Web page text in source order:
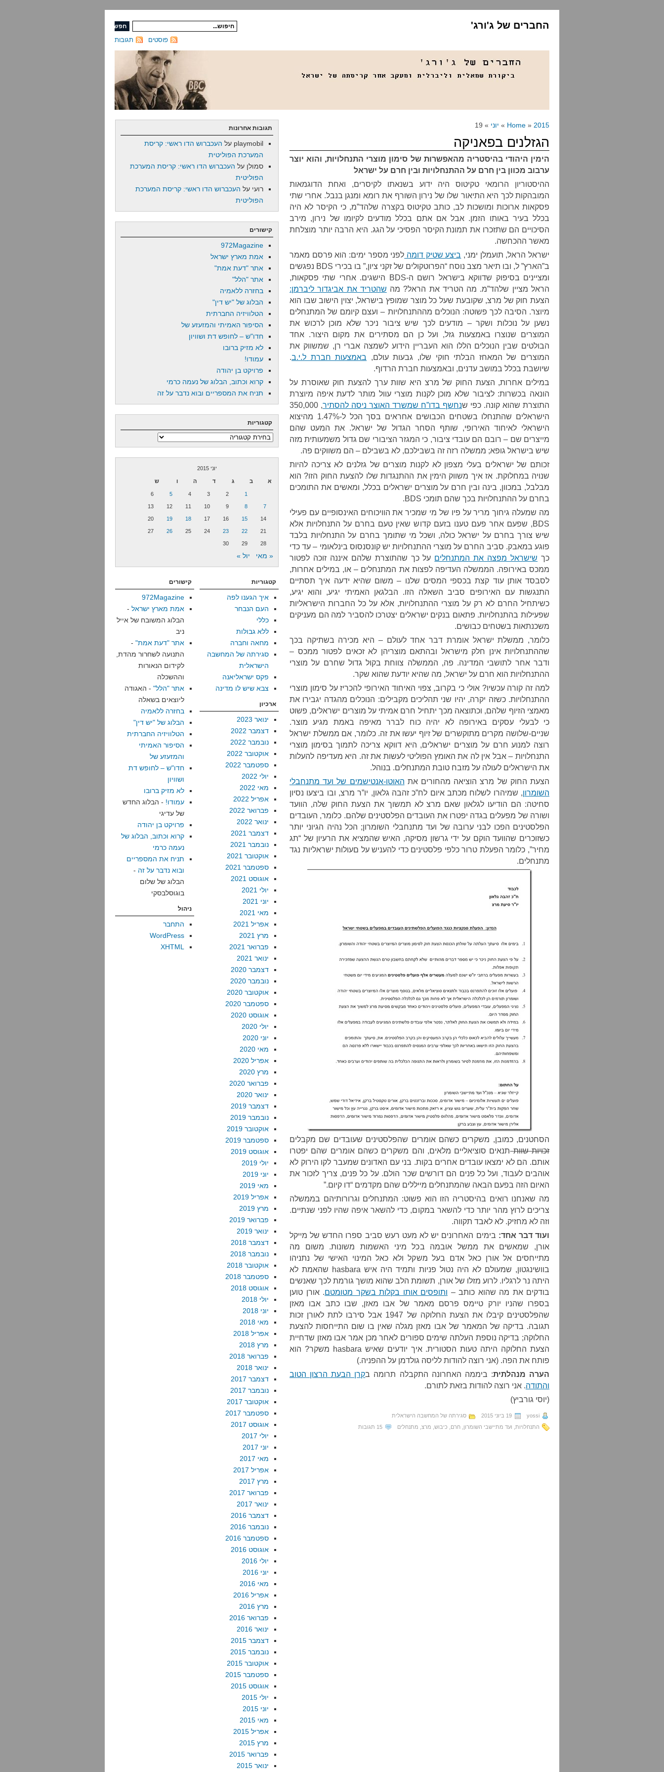
החברים של ג'ורג'
תגובות פוסטים
Home » 2015
» יוני » 19
הגזלנים בפאניקה
הימין היהודי בהיסטריה מהאפשרות של סימון מוצרי התנחלויות, והוא יוצר
ערבוב מכוון בין חרם על ההתנחלויות ובין חרם על ישראל
ההיסטוריון הרומאי טקיטוס היה ידוע בשנאתו לקיסרים, ואחת הדוגמאות
המובהקות לכך היא התיאור שלו של נירון השורף את רומא ומנגן בנבל. אחרי שתי
פסקאות ארוכות ומושכות לב, כותב טקיטוס בקצרה שלהד”מ, כי הקיסר לא היה
בכלל בעיר באותו הזמן. אבל אם אתם בכלל מודעים לקיומו של נירון, מירב
הסיכויים הם שתזכרו את תמונת הקיסר הפסיכי על הגג. היא הרבה יותר מוצלחת
מאשר ההכחשה.
ישראל הראל, תועמלן ימני, ביצע שטיק דומה לפני מספר ימים: הוא פרסם מאמר
ב”הארץ” ל, ובו תיאר מצב נוסח “הפרוטקולים של זקני ציון,” בו בכירי BDS נפגשים
ומציינים בסיפוק שדווקא בישראל רושם ה-BDS הישגים. אחרי שתי פסקאות,
הראל מציין שלהד”מ. מה הטריד את הראל? מה שהטריד את אביגדור ליברמן:
הצעת חוק של מרצ, שקובעת שעל כל מוצר שמופץ בישראל, יצוין הישוב שבו הוא
מיוצר. הסיבה לכך פשוטה: הנוכלים מההתנחלויות – ועצם קיומם של המתנחלים
נשען על נוכלות ושקר – מודעים לכך שיש ציבור ניכר שלא מוכן לרכוש את
המוצרים שנוצרו באמצעות גזל, ועל כן הם מסתירים את מקום היצור. אחד
הבולטים שבין הנוכלים הללו הוא העבריין הידוע לשמצה אברי רן, שמשווק את
המוצרים של המאחז הבלתי חוקי שלו, גבעות עולם, באמצעות חברת ל.י.ב.
שיושבת בכלל במושב עדנים, ובאמצעות חברת הרדוף.
במילים אחרות, הצעת החוק של מרצ היא שוות ערך להצעת חוק שאוסרת על
הונאה בכשרות: לציבור שלא מוכן לקנות מוצרי עוול מותר לדעת איפה מיוצרת
התוצרת שהוא קונה. כפי שנחשף בדו”ח שמשרד האוצר ניסה להסתיר , 350,000
הישראלים שהתנחלו בשטחים הכבושים אחראים בסך הכל ל-1.47% מהיצוא
הישראלי לאיחוד האירופי, שותף הסחר הגדול של ישראל. את המעט שהם
מייצרים שם – רובם הם עובדי ציבור, כי המגזר הציבורי שם גדול משמעותית מזה
שיש בישראל גופא; ממשלה רזה זה בשבילכם, לא בשבילם – הם משווקים פה.
זכותם של ישראלים בעלי מצפון לא לקנות מוצרים של גזלנים לא צריכה להיות
שנויה במחלוקת. אז איך משווק הימין את ההתנגדות שלו להצעת החוק הזו? הוא
מבלבל, במכוון, בינה ובין חרם על מוצרים ישראלים בכלל, ומאשים את התומכים
בחרם על ההתנחלויות בכך שהם תומכי BDS.
מה שמעלה גיחוך מריר על פיו של מי שמכיר את הוויכוחים האינסופיים עם פעילי
BDS, שפעם אחר פעם טענו בזעם קדוש שאין טעם בחרם על התנחלויות אלא
שיש צורך בחרם על ישראל כולה, ושכל מי שתומך בחרם על התנחלויות בלבד
פוגע במאבק. סביב החרם על מוצרי ההתנחלויות יש קונסנסוס בינלאומי – עד כדי
כך שישראל מפצה את המתנחלים על כך שהתוצרת שלהם איננה זוכה לפטור
ממכס באירופה. הממשלה העדיפה לפצות את המתנחלים – או, במילים אחרות,
לסבסד אותן עוד קצת בכספי המסים שלנו – משום שהיא ידעה איך תסתיים
התנגשות עם האירופים סביב השאלה הזו. הבלגאן האמיתי יגיע, והוא יגיע,
כשיתחיל החרם לא רק על מוצרי ההתנחלויות, אלא על כל החברות הישראליות
שפעילות בהתנחלויות. פתאום בנקים ישראלים יצטרכו להסביר למה הם מעניקים
משכנתאות בשטחים כבושים.
כלומר, ממשלת ישראל אומרת דבר אחד לעולם – היא מכירה בשתיקה בכך
שההתנחלויות אינן חלק מישראל ובהתאם מוצריהן לא זכאים לפטור ממכס –
ודבר אחר לתושבי המדינה. פה, הממשלה צווחת בקול גדול שחרם על מוצרי
ההתנחלויות הוא חרם על ישראל, מה שהיא יודעת שהוא שקר.
למה זה קורה עכשיו? אולי כי בקרוב, צפוי האיחוד האירופי להכריז על סימון מוצרי
ההתנחלויות. כשזה יקרה, יהיו שני תהליכים מקבילים: הנוכלים מהגדה יגבירו את
מאמצי הזיוף שלהם, וכתוצאה מכך יתחיל חרם אמיתי על מוצרים ישראלים, פשוט
כי לבעלי עסקים באירופה לא יהיה כוח לברר מאיפה באמת מגיע מוצר.
שניים-שלושה מקרים מתוקשרים של זיוף יעשו את זה. כלומר, אם ממשלת ישראל
רוצה למנוע חרם על מוצרים ישראלים, היא דווקא צריכה לתמוך בסימון מוצרי
התנחלויות – אבל אין לה את האומץ הפוליטי לעשות את זה. היא מעדיפה להעלות
את הישראלים לעולה על מזבח טובת המתנחלים. בנוהל.
הצעת החוק של מרצ הוציאה מהחורים את האוטו-אנטישמים של ועד מתנחבלי
השומרון, שמיהרו לשלוח מכתב איום לח”כ זהבה גלאון, יו”ר מרצ, ובו ביצעו נסיון
סחיטה: הם הודיעו לגלאון שאם מרצ לא תמשוך את הצעת החוק שלה, הוועד
ושורה של מפעלים בגדה יפטרו את העובדים הפלסטינים שלהם. כלומר, העובדים
הפלסטינים הפכו לבני ערובה של ועד מתנחבלי השומרון; הכל נהיה הגיוני יותר
כשזוכרים שהוועד הוקם על ידי גרשון מסיקה, האיש שהמציא את הרעיון של “תג
מחיר”, כלומר הפעלת טרור כלפי פלסטינים כדי להעניש על םעולות ישראליות נגד
מתנחלים.
הסחטנים, כמובן, משקרים כשהם אומרים שהפלסטינים שעובדים שם מקבלים
זכויות שוותתנאים סוציאליים מלאים, והם משקרים כשהם אומרים שהם יפטרו
אותם. הם לא ימצאו עובדים אחרים בקות. בני עם האדונים שמעבר לקו הירוק לא
אוהבים לעבוד, ועל כל פנים הם דורשים שכר הולם. על כל פנים, צריך לזכור את
האיום הזה בפעם הבאה שהמתנחלים מייללים שהם מקדמים “דו קיום.”
מה שאנחנו רואים בהיסטריה הזו הוא פשוט: המתנחלים וגרורותיהם בממשלה
צריכים לרוץ מהר יותר כדי להשאר במקום, כדי להשאר איפה שהיו לפני שנתיים.
וזה לא מחזיק. לא לאבד תקווה.
ועוד דבר אחד: בימים האחרונים יש לא מעט רעש סביב ספרו החדש של מייקל
אורן, שמאשים את ממשל אובמה בכל מיני האשמות משונות. משום מה
מתייחסים אל אורן כאל אדם בעל משקל ולא כאל המינוי האישי של נתניהו
בוושינגטון, שמעולם לא היה נטול פניות ותמיד היה איש hasbara שהאמת לא
היתה נר לרגליו. לרוע מזלו של אורן, תשומת הלב שהוא מושך גורמת לכך שאנשים
בודקים את מה שהוא כותב – ותופסים אותו בקלות בשקר מטומטם. אורן טוען
בספרו שהניו יורק טיימס פרסם מאמר של אבו מאזן, שבו כתב אבו מאזן
שהפלסטינים קיבלו את הצעת החלוקה של 1947 אבל סירבו לתת לאורן זכות
תגובה. בדיקה של המאמר של אבו מאזן מגלה שאין בו שום התייחסות להצעת
החלוקה; בדיקה נוספת העלתה שימים ספורים לאחר מכן אמר אבו מאזן שדחיית
הצעת החלוקה היתה טעות הסטורית. איך יודעים שאיש hasbara משקר? הוא
פותח את הפה. (אני רוצה להודות לליסה גולדמן על ההפניה.)
הערה מנהלתית: ביממה האחרונה התקבלה תרומה בקרן הבעת הרצון הטוב
והתודה. אני רוצה להודות בזאת לתורם.
(יוסי גורביץ)
yossi 19 ביוני 2015
סגירתה של המחשבה הישראלית
התנחלויות ועד מתיישבי השומרון חרם כיבוש מרצ מתנחלים 15 תגובות
תגובות אחרונות
playmobil על העכברוש הדו ראשי: קריסת
המערכת הפוליטית
סמולן על העכברוש הדו ראשי: קריסת המערכת
הפוליטית
רועי על העכברוש הדו ראשי: קריסת המערכת
הפוליטית
קישורים
972Magazine
אמת מארץ ישראל
אתר "דעת אמת"
אתר "הלל"
בחזרה ללאמיה
הבלוג של "יש דין"
הטלוויזיה החברתית
הסיפור האמיתי והמזעזע של
חדו"ש – לחופש דת ושוויון
לא מזיק ברובו
עמודו!
פרויקט בן יהודה
קרוא וכתוב, הבלוג של נעמה כרמי
תניח את המספריים ובוא נדבר על זה
קטגוריות
קטגוריות
יוני 2015
א ב ג ד ה ו ש
1
2
3
4
5
6
7
8
9
10
11
12
13
14
15
16
17
18
19
20
21
22
23
24
25
26
27
28
29
30
« מאי יול »
קטגוריות
איך הגענו לפה
העם הנבחר
כללי
ללא גבולות
מחאה וחברה
סגירתה של המחשבה
הישראלית
פקס ישראליאנה
צבא שיש לו מדינה
ארכיון
ינואר 2023
דצמבר 2022
נובמבר 2022
אוקטובר 2022
ספטמבר 2022
יולי 2022
מאי 2022
אפריל 2022
פברואר 2022
ינואר 2022
דצמבר 2021
נובמבר 2021
אוקטובר 2021
ספטמבר 2021
אוגוסט 2021
יולי 2021
יוני 2021
מאי 2021
אפריל 2021
מרץ 2021
פברואר 2021
ינואר 2021
דצמבר 2020
נובמבר 2020
אוקטובר 2020
ספטמבר 2020
אוגוסט 2020
יולי 2020
יוני 2020
מאי 2020
אפריל 2020
מרץ 2020
פברואר 2020
ינואר 2020
דצמבר 2019
נובמבר 2019
אוקטובר 2019
ספטמבר 2019
אוגוסט 2019
יולי 2019
יוני 2019
מאי 2019
אפריל 2019
מרץ 2019
פברואר 2019
ינואר 2019
דצמבר 2018
נובמבר 2018
אוקטובר 2018
ספטמבר 2018
אוגוסט 2018
יולי 2018
יוני 2018
מאי 2018
אפריל 2018
מרץ 2018
פברואר 2018
ינואר 2018
דצמבר 2017
נובמבר 2017
אוקטובר 2017
ספטמבר 2017
אוגוסט 2017
יולי 2017
יוני 2017
מאי 2017
אפריל 2017
מרץ 2017
פברואר 2017
ינואר 2017
דצמבר 2016
נובמבר 2016
ספטמבר 2016
אוגוסט 2016
יולי 2016
יוני 2016
מאי 2016
אפריל 2016
מרץ 2016
פברואר 2016
ינואר 2016
דצמבר 2015
נובמבר 2015
אוקטובר 2015
ספטמבר 2015
אוגוסט 2015
יולי 2015
יוני 2015
מאי 2015
אפריל 2015
מרץ 2015
פברואר 2015
ינואר 2015
קישורים
972Magazine
אמת מארץ ישראל -
הבלוג המשובח של אייל
ניב
אתר "דעת אמת" -
התנועה לשחרור מהדת,
לקידום הנאורות
וההשכלה
אתר "הלל" - האגודה
ליוצאים בשאלה
בחזרה ללאמיה
הבלוג של "יש דין"
הטלוויזיה החברתית
הסיפור האמיתי
והמזעזע של
חדו"ש – לחופש דת
ושוויון
לא מזיק ברובו
עמודו! - הבלוג החדש
של עדיגי
פרויקט בן יהודה
קרוא וכתוב, הבלוג של
נעמה כרמי
תניח את המספריים
ובוא נדבר על זה -
הבלוג של שלום
בוגוסלבסקי
ניהול
התחבר
WordPress
XHTML